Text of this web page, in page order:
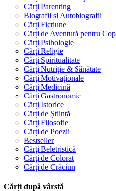
Cărți Parenting
Biografii și Autobiografii
Cărți Ficțiune
Cărți de Aventură pentru
Cărți Psihologie
Cărți Religie
Cărți Spiritualitate
Cărți Nutriție & Sănătate
Cărți Motivaționale
Cărți Medicină
Cărți Gastronomie
Cărți Istorice
Cărți de Știință
Cărți Filosofie
Cărți de Poezii
Bestseller
Cărți Beletristică
Cărți de Colorat
Cărți de Crăciun
Cărți după vârstă